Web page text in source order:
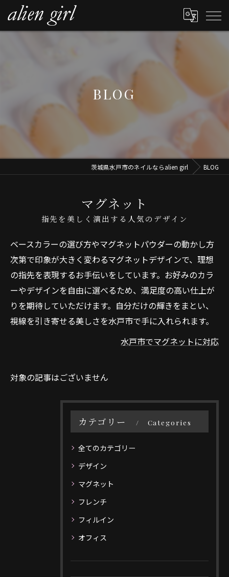
BLOG
茨城県水戸市のネイルならalien girl BLOG
マグネット
指先を美しく演出する人気のデザイン
ベースカラーの選び方やマグネットパウダーの動かし方
次第で印象が大きく変わるマグネットデザインで、理想
の指先を表現するお手伝いをしています。お好みのカラ
ーやデザインを自由に選べるため、満足度の高い仕上が
りを期待していただけます。自分だけの輝きをまとい、
視線を引き寄せる美しさを水戸市で手に入れられます。
水戸市でマグネットに対応
対象の記事はございません
カテゴリー Categories
全てのカテゴリー
デザイン
マグネット
フレンチ
フィルイン
オフィス